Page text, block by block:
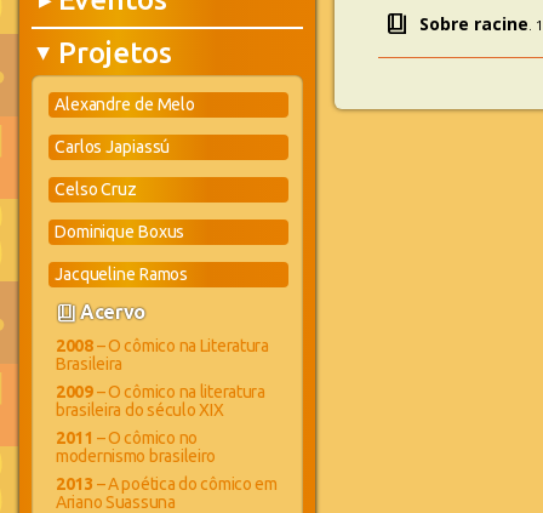
▶ Projetos
Alexandre de Melo
Carlos Japiassú
Celso Cruz
Dominique Boxus
Jacqueline Ramos
book_4Acervo
2008– O cômico na Literatura
Brasileira
2009– O cômico na literatura
brasileira do século XIX
2011 – O cômico no
modernismo brasileiro
2013 – A poética do cômico em
Ariano Suassuna
book_4 Sobre racine.